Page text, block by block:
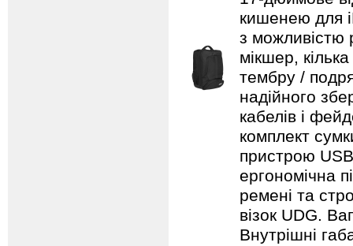
кишенею для
з можливістю
мікшер,
тембру /
надійного
кабелів і
комплект
пристрою
ергономічна
ремені та
візок UDG.
Внутрішні